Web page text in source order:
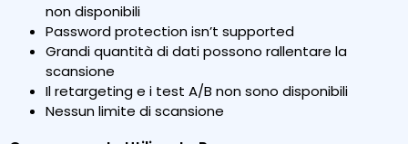
non disponibili
Password protection isn’t supported
Grandi quantità di dati possono rallentare la
scansione
Il retargeting e i test A/B non sono disponibili
Nessun limite di scansione